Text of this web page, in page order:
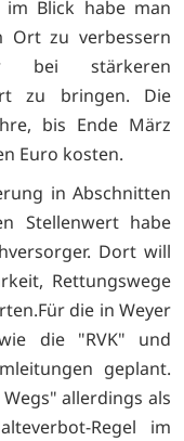
im Blick habe man
Ort zu verbessern
bei stärkeren
zu bringen. Die
bis Ende März
Euro kosten.
in Abschnitten
Stellenwert habe
Dort will
Rettungswege
die in Weyer
die "RVK" und
geplant.
allerdings als
Regel im